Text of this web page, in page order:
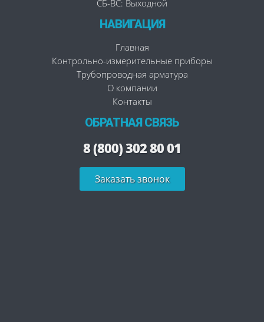
СБ-ВС: Выходной
НАВИГАЦИЯ
Главная
Контрольно-измерительные приборы
Трубопроводная арматура
О компании
Контакты
ОБРАТНАЯ СВЯЗЬ
8 (800) 302 80 01
Заказать звонок